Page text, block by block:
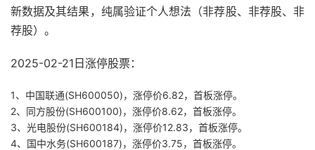
新数据及其结果，纯属验证个人想法（非荐股、非荐股、非
荐股）。
2025-02-21日涨停股票：
1、中国联通(SH600050)，涨停价6.82，首板涨停。
2、同方股份(SH600100)，涨停价8.62，首板涨停。
3、光电股份(SH600184)，涨停价12.83，首板涨停。
4、国中水务(SH600187)，涨停价3.75，首板涨停。